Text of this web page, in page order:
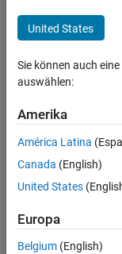
etwa
5
Jahre
Aktiv
seit
2021
0
Following:
0
United States
Sie können auch
auswählen:
Amerika
América Latina
Canada (English)
United States
Europa
Belgium (English)